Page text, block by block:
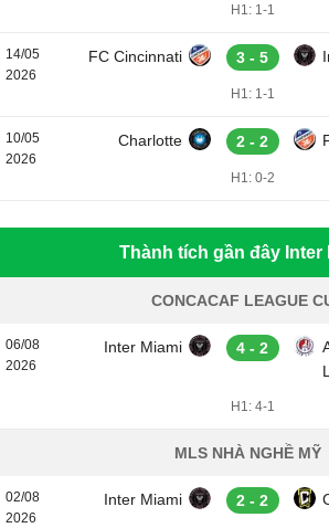
H1: 1-1
14/05
2026
FC Cincinnati 3 - 5
H1: 1-1
10/05
2026
Charlotte 2 - 2
H1: 0-2
Thành tích gần đây Inter
CONCACAF LEAGUE
06/08
2026
Inter Miami 4 - 2
H1: 4-1
MLS NHÀ NGHỀ MỸ
02/08
2026
Inter Miami 2 - 2